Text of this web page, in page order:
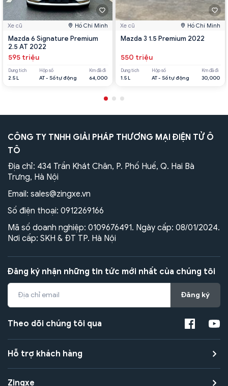
Xe cũ Hồ Chí Minh
Mazda 6 Signature Premium
2.5 AT 2022
595 triệu
Dung tích
2.5 L
Hộp số
AT - Số tự động
Km đã đi
64,000
Xe cũ Hồ Chí Minh
Mazda 3 1.5 Premium 2022
550 triệu
Dung tích
1.5 L
Hộp số
AT - Số tự động
Km đã đi
30,000
CÔNG TY TNHH GIẢI PHÁP THƯƠNG MẠI ĐIỆN TỬ Ô
TÔ
Địa chỉ: 434 Trần Khát Chân, P. Phố Huế, Q. Hai Bà
Trưng, Hà Nội
Email: sales@zingxe.vn
Số điện thoại: 0912269166
Mã số doanh nghiệp: 0109676491. Ngày cấp: 08/01/2024.
Nơi cấp: SKH & ĐT TP. Hà Nội
Đăng ký nhận những tin tức mới nhất của chúng tôi
Đăng ký
Theo dõi chúng tôi qua
Hỗ trợ khách hàng
Zingxe